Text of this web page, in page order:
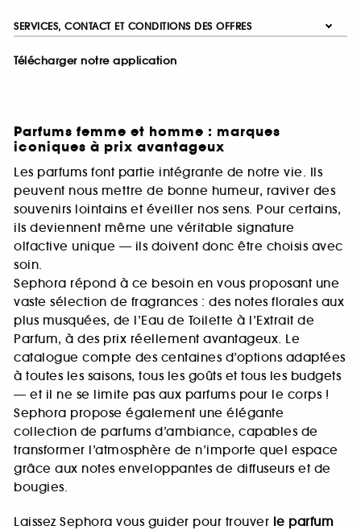
SERVICES, CONTACT ET CONDITIONS DES OFFRES
Télécharger notre application
Parfums femme et homme : marques
iconiques à prix avantageux
Les parfums font partie intégrante de notre vie. Ils
peuvent nous mettre de bonne humeur, raviver des
souvenirs lointains et éveiller nos sens. Pour certains,
ils deviennent même une véritable signature
olfactive unique — ils doivent donc être choisis avec
soin.
Sephora répond à ce besoin en vous proposant une
vaste sélection de fragrances : des notes florales aux
plus musquées, de l’Eau de Toilette à l’Extrait de
Parfum, à des prix réellement avantageux. Le
catalogue compte des centaines d’options adaptées
à toutes les saisons, tous les goûts et tous les budgets
— et il ne se limite pas aux parfums pour le corps !
Sephora propose également une élégante
collection de parfums d’ambiance, capables de
transformer l’atmosphère de n’importe quel espace
grâce aux notes enveloppantes de diffuseurs et de
bougies.
Laissez Sephora vous guider pour trouver le parfum